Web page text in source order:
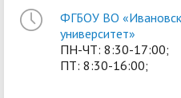
ФГБОУ ВО
университет»
ПН-ЧТ: 8:30-17:00;
ПТ: 8:30-16:00;